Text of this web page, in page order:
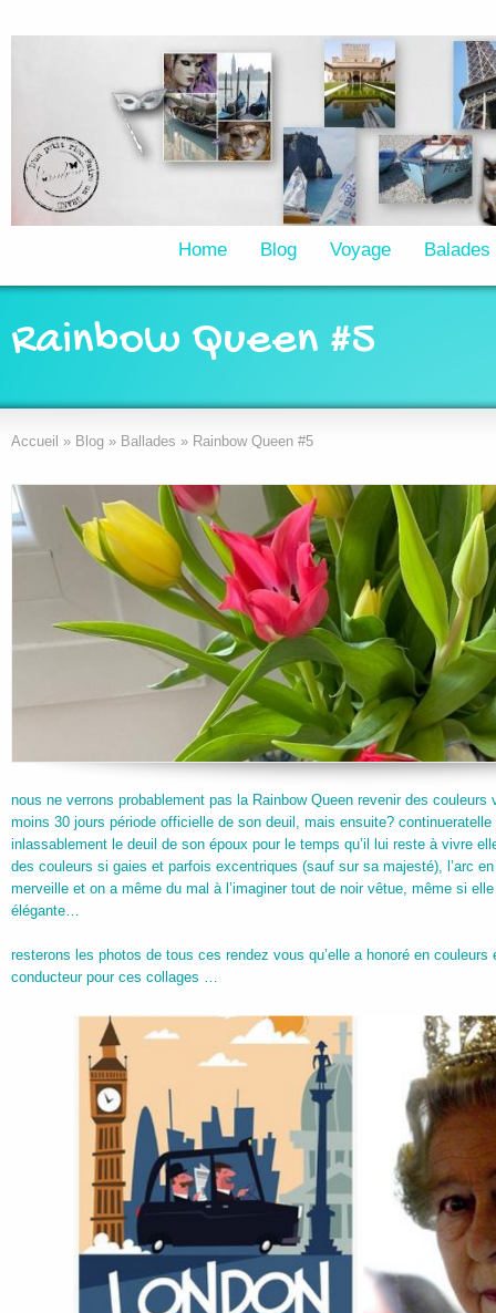
Home Blog Voyage Balades
Rainbow Queen #5
Accueil » Blog » Ballades » Rainbow Queen #5
nous ne verrons probablement pas la Rainbow Queen revenir des
moins 30 jours période officielle de son deuil, mais ensuite?
inlassablement le deuil de son époux pour le temps qu’il lui reste à vivre
des couleurs si gaies et parfois excentriques (sauf sur sa majesté), l’arc
merveille et on a même du mal à l’imaginer tout de noir vêtue, même si
élégante…
resterons les photos de tous ces rendez vous qu’elle a honoré en
conducteur pour ces collages …